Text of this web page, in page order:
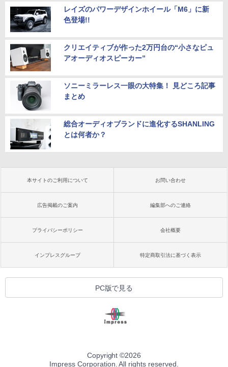
レイズのパワーデザインホイール「M6」に新
色登場!!
クリエイティブが作った2万円台の“小さなピュ
アオーディオスピーカー”
ソニーミラーレス一眼の大特集！ 見どころ記事
まとめ
総合オーディオブランドに進化するSHANLING
とは何者か？
本サイトのご利用について お問い合わせ
広告掲載のご案内 編集部へのご連絡
プライバシーポリシー 会社概要
インプレスグループ 特定商取引法に基づく表示
PC版で見る
Copyright ©2026
Impress Corporation. All rights reserved.